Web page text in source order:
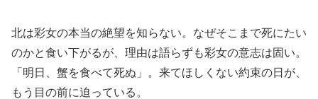
北は彩女の本当の絶望を知らない。なぜそこまで死にたい
のかと食い下がるが、理由は語らずも彩女の意志は固い。
「明日、蟹を食べて死ぬ」。来てほしくない約束の日が、
もう目の前に迫っている。